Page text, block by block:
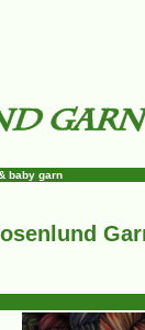
baby garn